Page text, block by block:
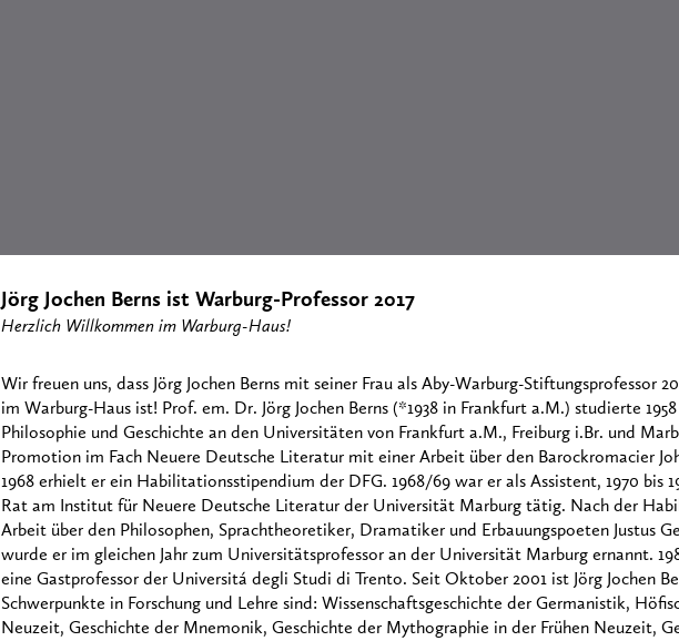
Jörg Jochen Berns ist Warburg-Professor 2017
Herzlich Willkommen im Warburg-Haus!
Wir freuen uns, dass Jörg Jochen Berns mit seiner Frau als Aby-Warburg-Stiftungsprofessor
im Warburg-Haus ist! Prof. em. Dr. Jörg Jochen Berns (*1938 in Frankfurt a.M.) studierte
Philosophie und Geschichte an den Universitäten von Frankfurt a.M., Freiburg i.Br. und
Promotion im Fach Neuere Deutsche Literatur mit einer Arbeit über den Barockromacier
1968 erhielt er ein Habilitationsstipendium der DFG. 1968/69 war er als Assistent, 1970 bis
Rat am Institut für Neuere Deutsche Literatur der Universität Marburg tätig. Nach der
Arbeit über den Philosophen, Sprachtheoretiker, Dramatiker und Erbauungspoeten Justus
wurde er im gleichen Jahr zum Universitätsprofessor an der Universität Marburg ernannt.
eine Gastprofessor der Universitá degli Studi di Trento. Seit Oktober 2001 ist Jörg Jochen
Schwerpunkte in Forschung und Lehre sind: Wissenschaftsgeschichte der Germanistik,
Neuzeit, Geschichte der Mnemonik, Geschichte der Mythographie in der Frühen Neuzeit,